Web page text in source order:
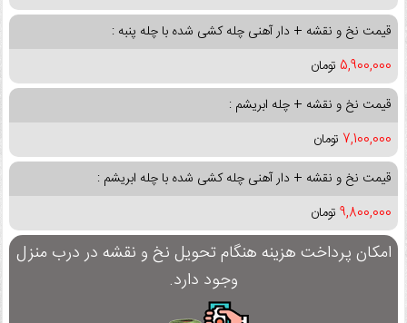
قیمت نخ و نقشه + دار آهنی چله کشی شده با چله پنبه :
5,900,000 تومان
قیمت نخ و نقشه + چله ابریشم :
7,100,000 تومان
قیمت نخ و نقشه + دار آهنی چله کشی شده با چله ابریشم :
9,800,000 تومان
امکان پرداخت هزینه هنگام تحویل نخ و نقشه در درب منزل
وجود دارد.